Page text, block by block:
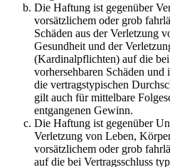
Die Haftung ist gegenüber
vorsätzlichem oder grob
Schäden aus der Verletzung
Gesundheit und der
(Kardinalpflichten) auf die
vorhersehbaren Schäden
die vertragstypischen
gilt auch für mittelbare
entgangenen Gewinn.
Die Haftung ist gegenüber
Verletzung von Leben,
vorsätzlichem oder grob
auf die bei Vertragsschluss